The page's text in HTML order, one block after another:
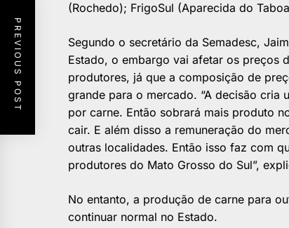
(Rochedo); FrigoSul (Aparecida do
Segundo o secretário da Semadesc,
Estado, o embargo vai afetar os preços
produtores, já que a composição de
grande para o mercado. “A decisão cria
por carne. Então sobrará mais produto
cair. E além disso a remuneração do
outras localidades. Então isso faz com
produtores do Mato Grosso do Sul”,
No entanto, a produção de carne para
continuar normal no Estado.
PREVIOUS POST